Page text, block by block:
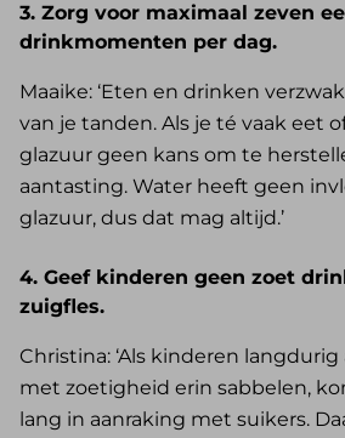
3. Zorg voor maximaal zeven
drinkmomenten per dag.
Maaike: ‘Eten en drinken
van je tanden. Als je té vaak eet
glazuur geen kans om te
aantasting. Water heeft geen
glazuur, dus dat mag altijd.’
4. Geef kinderen geen zoet
zuigfles.
Christina: ‘Als kinderen
met zoetigheid erin sabbelen,
lang in aanraking met suikers.